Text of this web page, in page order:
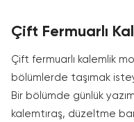
Çift Fermuarlı
Çift fermuarlı kalemlik
bölümlerde taşımak
Bir bölümde günlük
kalemtıraş, düzeltme